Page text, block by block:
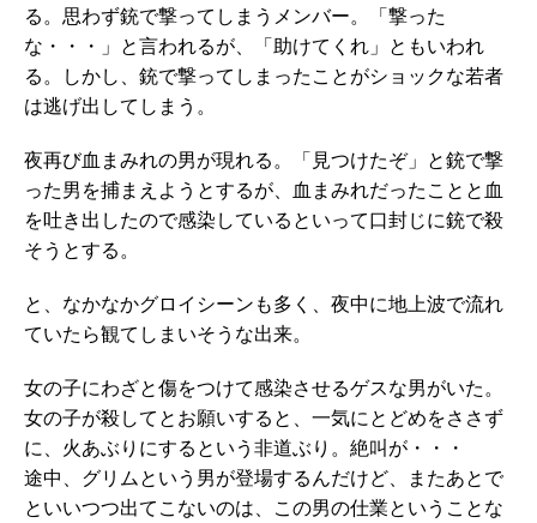
る。思わず銃で撃ってしまうメンバー。「撃った
な・・・」と言われるが、「助けてくれ」ともいわれ
る。しかし、銃で撃ってしまったことがショックな若者
は逃げ出してしまう。
夜再び血まみれの男が現れる。「見つけたぞ」と銃で撃
った男を捕まえようとするが、血まみれだったことと血
を吐き出したので感染しているといって口封じに銃で殺
そうとする。
と、なかなかグロイシーンも多く、夜中に地上波で流れ
ていたら観てしまいそうな出来。
女の子にわざと傷をつけて感染させるゲスな男がいた。
女の子が殺してとお願いすると、一気にとどめをささず
に、火あぶりにするという非道ぶり。絶叫が・・・
途中、グリムという男が登場するんだけど、またあとで
といいつつ出てこないのは、この男の仕業ということな